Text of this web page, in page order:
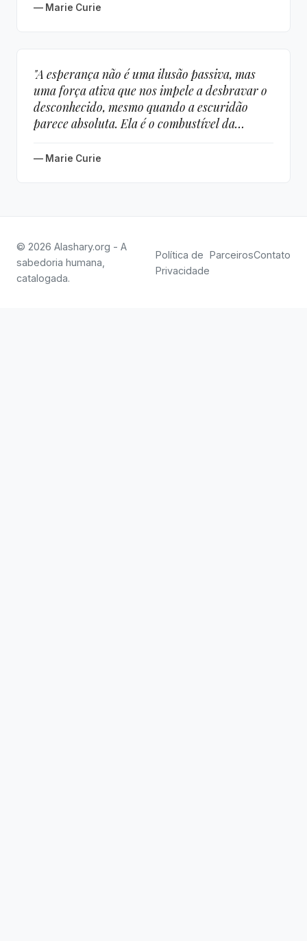
— Marie Curie
"A esperança não é uma ilusão passiva, mas
uma força ativa que nos impele a desbravar o
desconhecido, mesmo quando a escuridão
parece absoluta. Ela é o combustível da
nós quando todas as outras se apagam."
— Marie Curie
© 2026 Alashary.org - A
sabedoria humana,
catalogada.
Política de
Privacidade
ParceirosContato